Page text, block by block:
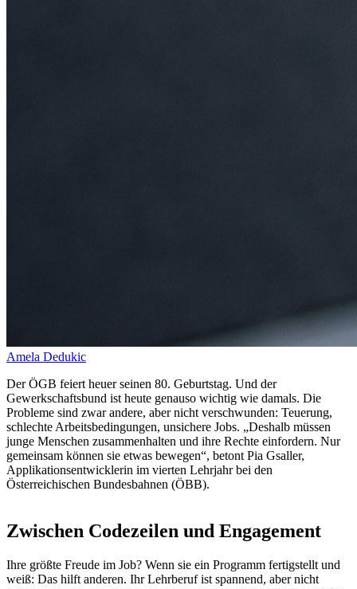
Amela Dedukic
Der ÖGB feiert heuer seinen 80. Geburtstag. Und der
Gewerkschaftsbund ist heute genauso wichtig wie damals. Die
Probleme sind zwar andere, aber nicht verschwunden: Teuerung,
schlechte Arbeitsbedingungen, unsichere Jobs. „Deshalb müssen
junge Menschen zusammenhalten und ihre Rechte einfordern. Nur
gemeinsam können sie etwas bewegen“, betont Pia Gsaller,
Applikationsentwicklerin im vierten Lehrjahr bei den
Österreichischen Bundesbahnen (ÖBB).
Zwischen Codezeilen und Engagement
Ihre größte Freude im Job? Wenn sie ein Programm fertigstellt und
weiß: Das hilft anderen. Ihr Lehrberuf ist spannend, aber nicht